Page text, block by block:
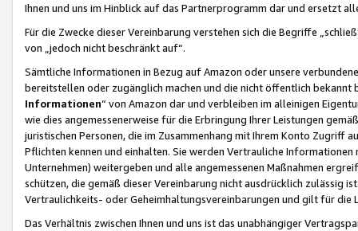
Ihnen und uns im Hinblick auf das Partnerprogramm dar und ersetzt
Für die Zwecke dieser Vereinbarung verstehen sich die Begriffe
von „jedoch nicht beschränkt auf“.
Sämtliche Informationen in Bezug auf Amazon oder unsere
bereitstellen oder zugänglich machen und die nicht öffentlich
Informationen“ von Amazon dar und verbleiben im alleinigen
wie dies angemessenerweise für die Erbringung Ihrer Leistungen
juristischen Personen, die im Zusammenhang mit Ihrem Konto
Pflichten kennen und einhalten. Sie werden Vertrauliche
Unternehmen) weitergeben und alle angemessenen Maßnahmen
schützen, die gemäß dieser Vereinbarung nicht ausdrücklich zulässig
Vertraulichkeits- oder Geheimhaltungsvereinbarungen und gilt für die
Das Verhältnis zwischen Ihnen und uns ist das unabhängiger